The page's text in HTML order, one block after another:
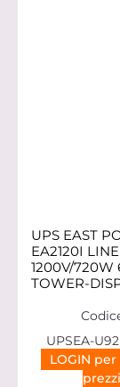
UPS EAST
EA2120I
1200V/720W
TOWER-
UPSEA-
LOGIN
prezzi